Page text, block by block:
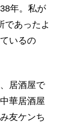
年。私が
であったよ
いるの
居酒屋で
華居酒屋
友ケンち